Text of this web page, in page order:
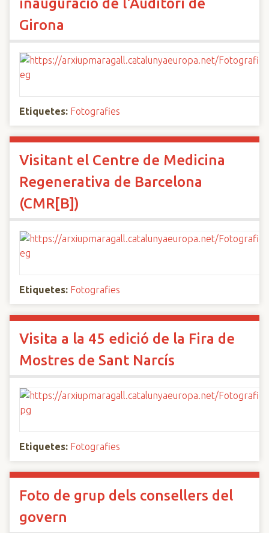
inauguració de l'Auditori de
Girona
Etiquetes: Fotografies
Visitant el Centre de Medicina
Regenerativa de Barcelona
(CMR[B])
Etiquetes: Fotografies
Visita a la 45 edició de la Fira de
Mostres de Sant Narcís
Etiquetes: Fotografies
Foto de grup dels consellers del
govern